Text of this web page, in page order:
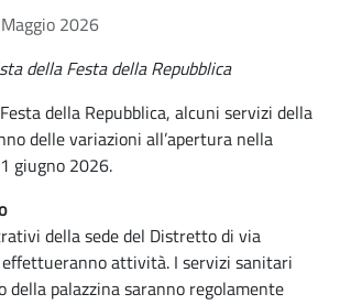
2026
della Festa della Repubblica
della Repubblica, alcuni servizi della
delle variazioni all’apertura nella
giugno 2026.
della sede del Distretto di via
attività. I servizi sanitari
della palazzina saranno regolamente